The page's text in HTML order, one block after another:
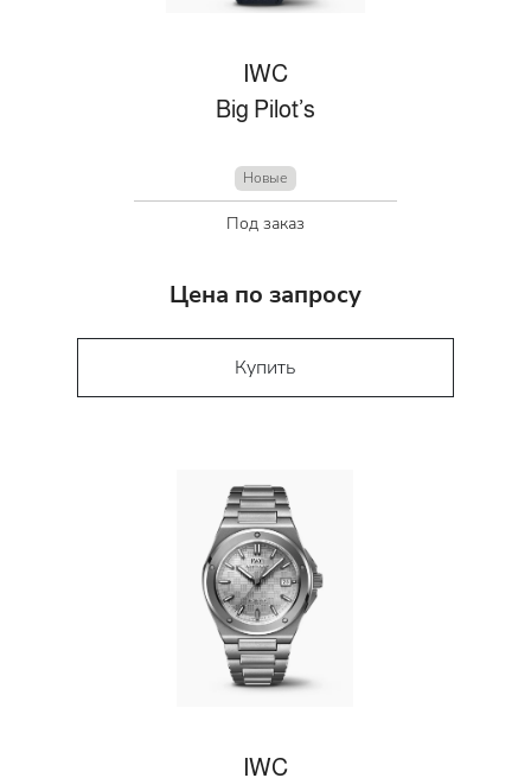
IWC
Big Pilot’s
Новые
Под заказ
Цена по запросу
Купить
IWC